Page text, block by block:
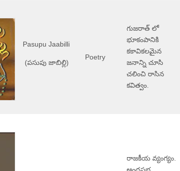
Pasupu Jaabilli
(పసుపు జాబిల్లి)
Poetry
గుజరాత్ లో
భూకంపానికి
కకావికలమైన
జనాన్ని చూసి
చలించి రాసిన
కవిత్వం.
రాజకీయ వ్యంగ్యం.
ఆంద్రప్రభ